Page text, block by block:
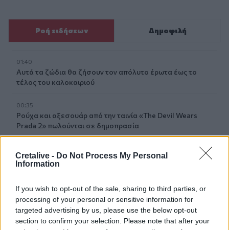
Cretalive - Do Not Process My Personal
Information
If you wish to opt-out of the sale, sharing to third parties, or
processing of your personal or sensitive information for
targeted advertising by us, please use the below opt-out
section to confirm your selection. Please note that after your
Ροή ειδήσεων Δημοφιλή
01:40
Αυτά τα ζώδια θα ζήσουν τον απόλυτο έρωτα έως το
τέλος του καλοκαιριού
00:35
Ρούχα και αξεσουάρ από την ταινία «The Devil Wears
Prada 2» πωλούνται σε δημοπρασία
Γερμανία: Drones εθεάθησαν πάνω από στρατιωτική
βάση
23:47
Χαμός στη Βουλή του Κοσόβου: Βουλευτής πέταξε αυγά
στον πρωθυπουργό - Δείτε βίντεο